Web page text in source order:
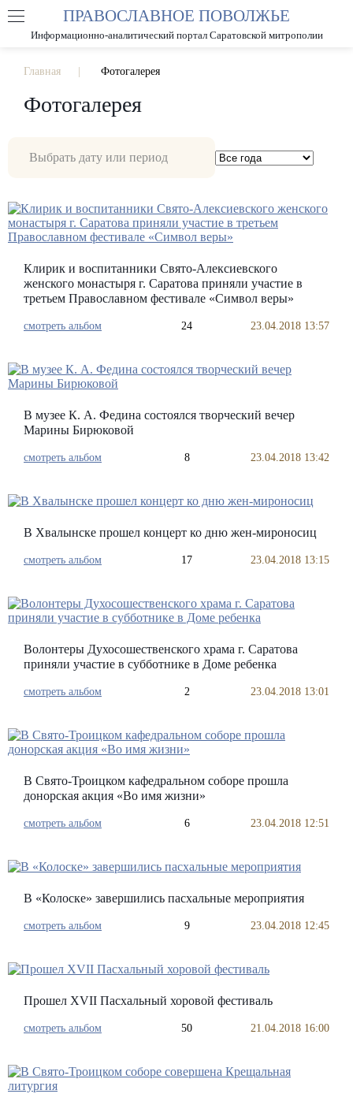
РАЗМЕР ШРИФТА А А
ПРАВОСЛАВНОЕ ПОВОЛЖЬЕ
Информационно-аналитический портал Саратовской митрополии
Главная Фотогалерея
Фотогалерея
Клирик и воспитанники Свято-Алексиевского
женского монастыря г. Саратова приняли участие в
третьем Православном фестивале «Символ веры»
смотреть альбом 24 23.04.2018 13:57
В музее К. А. Федина состоялся творческий вечер
Марины Бирюковой
смотреть альбом 8 23.04.2018 13:42
В Хвалынске прошел концерт ко дню жен-мироносиц
смотреть альбом 17 23.04.2018 13:15
Волонтеры Духосошественского храма г. Саратова
приняли участие в субботнике в Доме ребенка
смотреть альбом 2 23.04.2018 13:01
В Свято-Троицком кафедральном соборе прошла
донорская акция «Во имя жизни»
смотреть альбом 6 23.04.2018 12:51
В «Колоске» завершились пасхальные мероприятия
смотреть альбом 9 23.04.2018 12:45
Прошел XVII Пасхальный хоровой фестиваль
смотреть альбом 50 21.04.2018 16:00